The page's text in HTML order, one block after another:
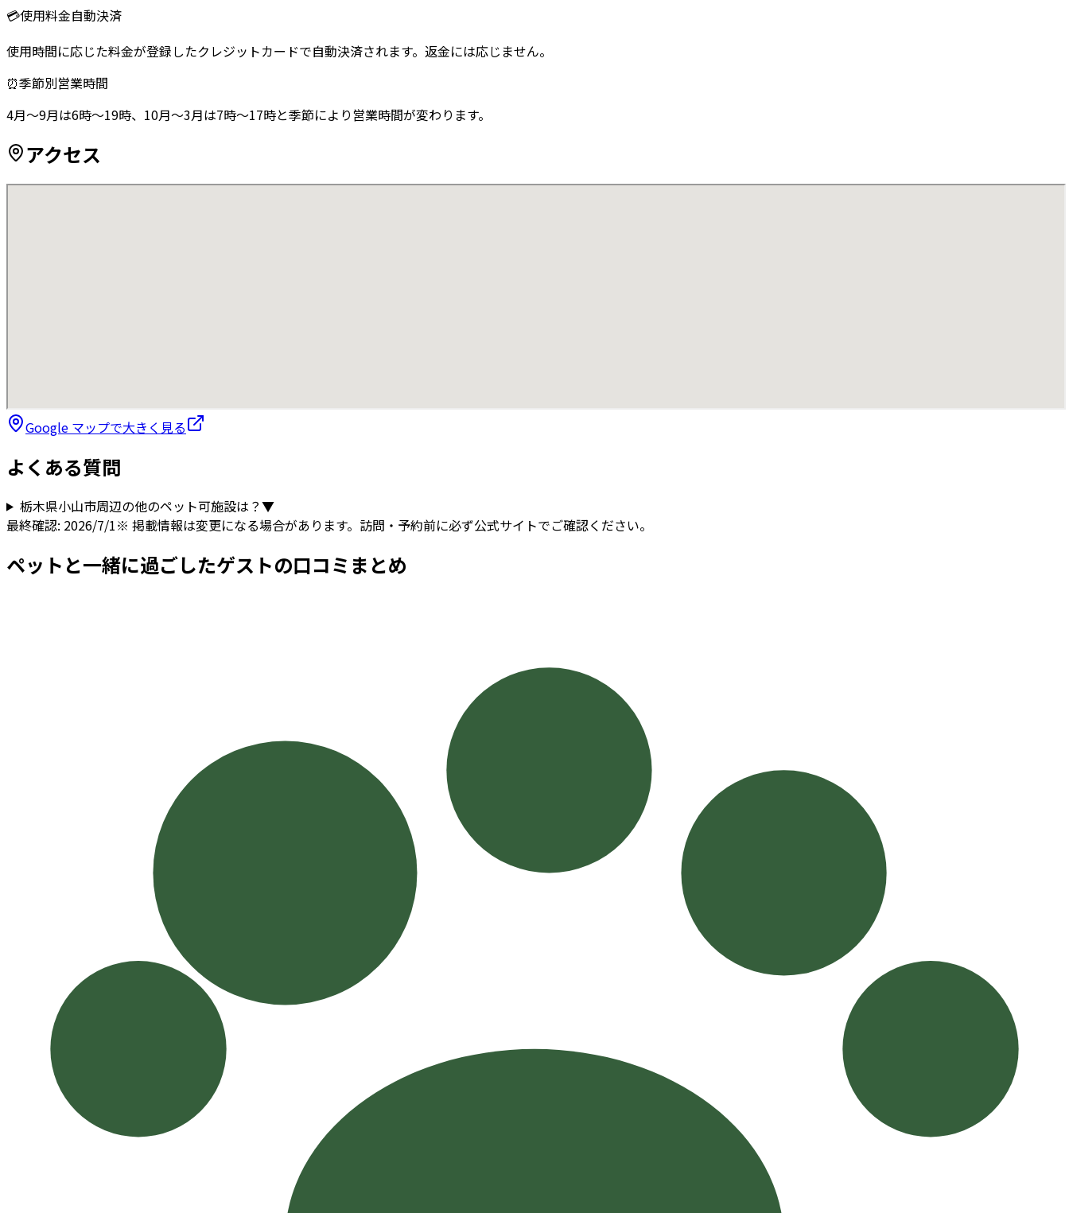
💳使用料金自動決済
使用時間に応じた料金が登録したクレジットカードで自動決済されます。返金には応じません。
⏰季節別営業時間
4月〜9月は6時〜19時、10月〜3月は7時〜17時と季節により営業時間が変わります。
アクセス
Google マップで大きく見る
よくある質問
栃木県小山市周辺の他のペット可施設は？▼
最終確認: 2026/7/1※ 掲載情報は変更になる場合があります。訪問・予約前に必ず公式サイトでご確認ください。
ペットと一緒に過ごしたゲストの口コミまとめ